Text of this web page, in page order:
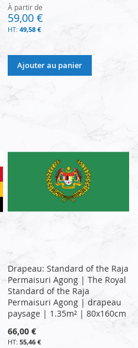
À partir de
59,00 €
49,58 €
Ajouter au panier
Drapeau: Standard of the Raja
Permaisuri Agong | The Royal
Standard of the Raja
Permaisuri Agong | drapeau
paysage | 1.35m² | 80x160cm
66,00 €
55,46 €